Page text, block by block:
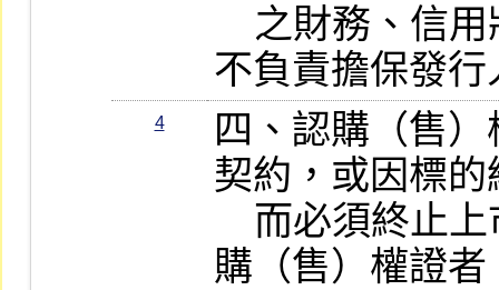
不負責擔保發
4
四、認購（售
契約，或因標
購（售）權證